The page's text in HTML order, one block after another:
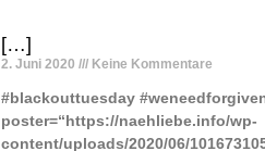
[…]
2. Juni 2020 Keine Kommentare
#blackouttuesday
poster=“https://naehliebe.info/wp-
content/uploads/2020/06/